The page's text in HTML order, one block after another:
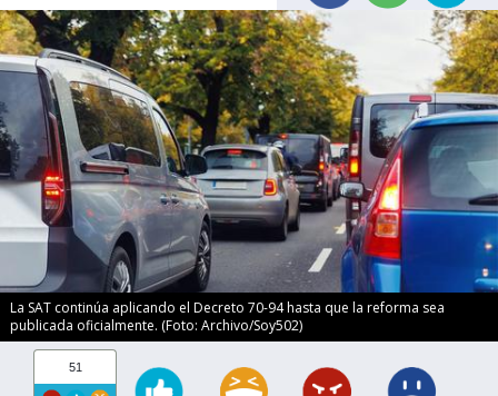
La SAT continúa aplicando el Decreto 70-94 hasta que la reforma sea
publicada oficialmente. (Foto: Archivo/Soy502)
51